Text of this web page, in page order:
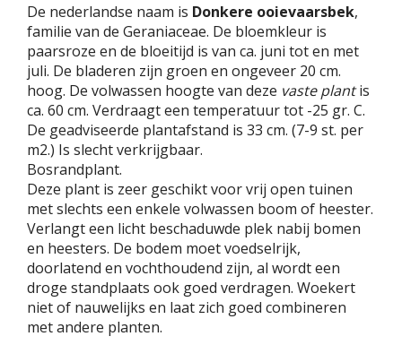
De nederlandse naam is Donkere ooievaarsbek,
familie van de Geraniaceae. De bloemkleur is
paarsroze en de bloeitijd is van ca. juni tot en met
juli. De bladeren zijn groen en ongeveer 20 cm.
hoog. De volwassen hoogte van deze vaste plantis
ca. 60 cm. Verdraagt een temperatuur tot -25 gr. C.
De geadviseerde plantafstand is 33 cm. (7-9 st. per
m2.) Is slecht verkrijgbaar.
Bosrandplant.
Deze plant is zeer geschikt voor vrij open tuinen
met slechts een enkele volwassen boom of heester.
Verlangt een licht beschaduwde plek nabij bomen
en heesters. De bodem moet voedselrijk,
doorlatend en vochthoudend zijn, al wordt een
droge standplaats ook goed verdragen. Woekert
niet of nauwelijks en laat zich goed combineren
met andere planten.